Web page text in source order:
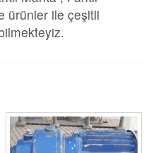
ürünler ile çeşitli